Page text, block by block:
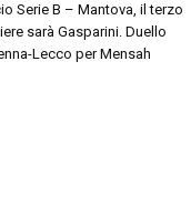
Serie B – Mantova, il terzo
sarà Gasparini. Duello
Lecco per Mensah